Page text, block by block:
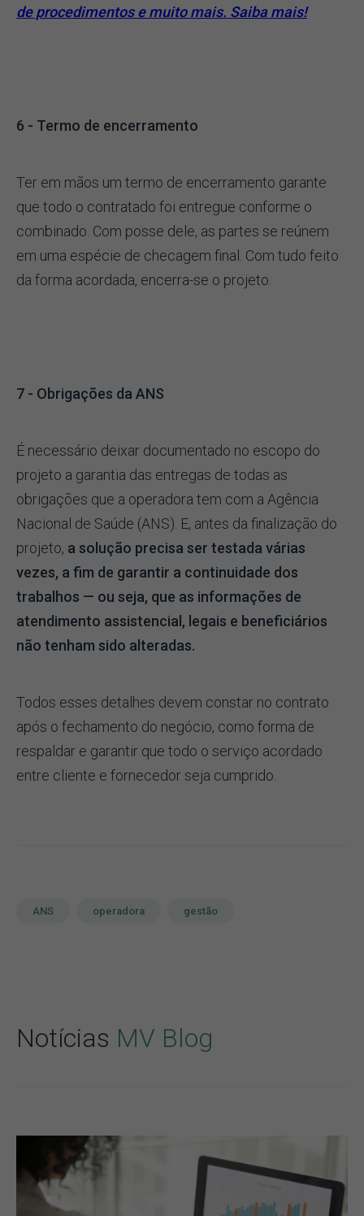
de procedimentos e muito mais. Saiba mais!
6 - Termo de encerramento
Ter em mãos um termo de encerramento garante
que todo o contratado foi entregue conforme o
combinado. Com posse dele, as partes se reúnem
em uma espécie de checagem final. Com tudo feito
da forma acordada, encerra-se o projeto.
7 - Obrigações da ANS
É necessário deixar documentado no escopo do
projeto a garantia das entregas de todas as
obrigações que a operadora tem com a Agência
Nacional de Saúde (ANS). E, antes da finalização do
projeto, a solução precisa ser testada várias
vezes, a fim de garantir a continuidade dos
trabalhos — ou seja, que as informações de
atendimento assistencial, legais e beneficiários
não tenham sido alteradas.
Todos esses detalhes devem constar no contrato
após o fechamento do negócio, como forma de
respaldar e garantir que todo o serviço acordado
entre cliente e fornecedor seja cumprido.
ANS operadora gestão
Notícias MV Blog